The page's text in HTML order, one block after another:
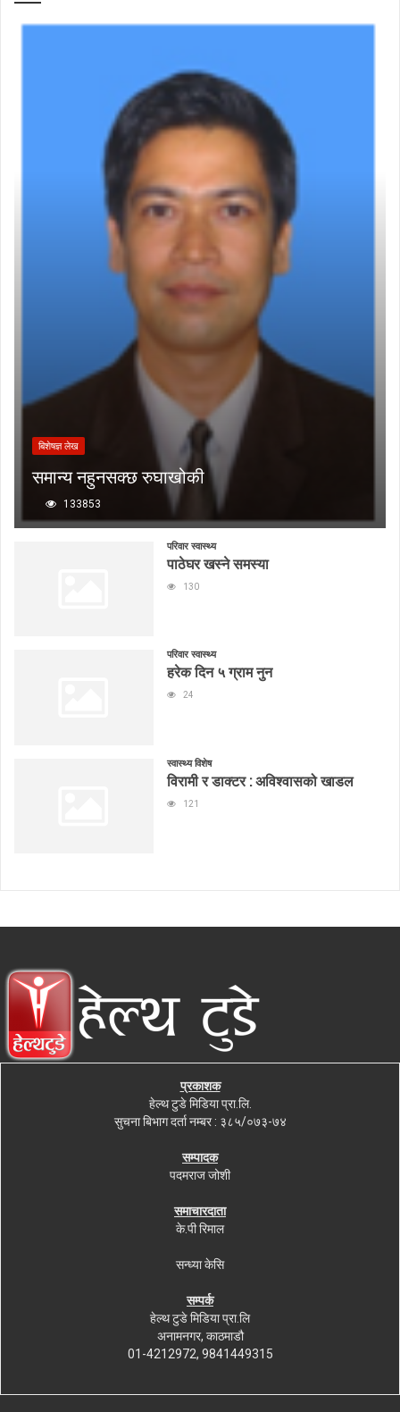
बिशेषज्ञ लेख
समान्य नहुनसक्छ रुघाखोकी
133853
परिवार स्वास्थ्य
पाठेघर खस्ने समस्या
130
परिवार स्वास्थ्य
हरेक दिन ५ ग्राम नुन
24
स्वास्थ्य विशेष
विरामी र डाक्टर : अविश्वासको खाडल
121
प्रकाशक
हेल्थ टुडे मिडिया प्रा.लि.
सुचना बिभाग दर्ता नम्बर : ३८५/०७३-७४
सम्पादक
पदमराज जोशी
समाचारदाता
के.पी रिमाल
सन्ध्या केसि
सम्पर्क
हेल्थ टुडे मिडिया प्रा.लि
अनामनगर, काठमाडौ
01-4212972, 9841449315